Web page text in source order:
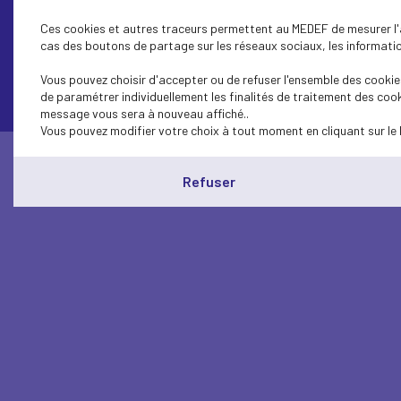
Ces cookies et autres traceurs permettent au MEDEF de
cas des boutons de partage sur les réseaux sociaux, les
Vous pouvez choisir d'accepter ou de refuser l'ensemble des
de paramétrer individuellement les finalités de traitement des
message vous sera à nouveau affiché..
Vous pouvez modifier votre choix à tout moment en cliquant sur le
Refuser